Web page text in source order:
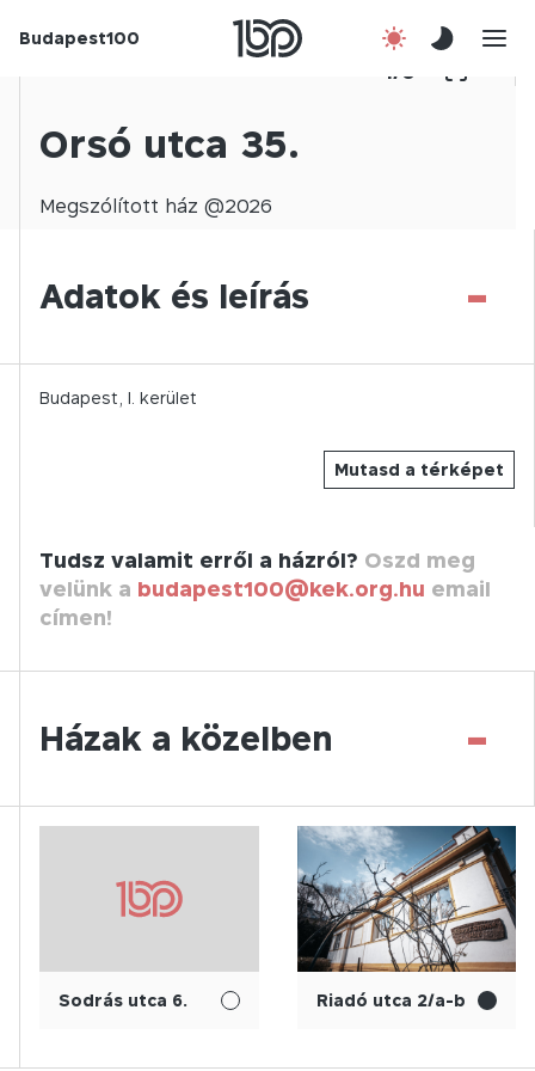
Budapest100
1/ 0
Orsó utca 35.
Megszólított ház @2026
Adatok és leírás -
Mutasd a térképet
Budapest, I. kerület
Tudsz valamit erről a házról? Oszd meg
velünk a budapest100@kek.org.hu email
címen!
Házak a közelben -
Sodrás utca 6. Riadó utca 2/a-b